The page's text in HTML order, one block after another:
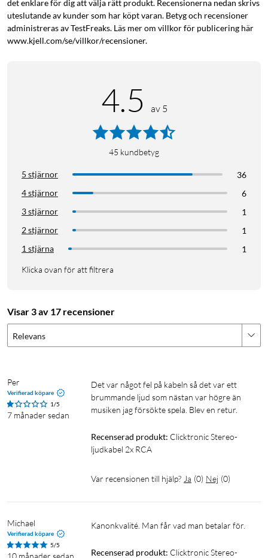
det enklare för dig att välja rätt produkt. Recensionerna nedan skrivs
uteslutande av kunder som har köpt varan. Betyg och recensioner
administreras av TestFreaks. Läs mer om villkor för publicering här
www.kjell.com/se/villkor/recensioner.
4.5 av 5
45 kundbetyg
5 stjärnor
36
4 stjärnor
6
3 stjärnor
1
2 stjärnor
1
1 stjärna
1
Klicka ovan för att filtrera
Visar 3 av 17 recensioner
Relevans
Per
Verifierad köpare
1/5
7 månader sedan
Det var något fel på kabeln så det var ett
brummande ljud som nästan var högre än
musiken jag försökte spela. Blev en retur.
Recenserad produkt: Clicktronic Stereo-
ljudkabel 2x RCA
Var recensionen till hjälp? Ja (0) Nej (0)
Michael
Verifierad köpare
5/5
10 månader sedan
Kanonkvalité. Man får vad man betalar för.
Recenserad produkt: Clicktronic Stereo-